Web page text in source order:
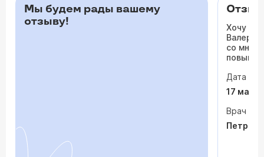
Мы будем рады вашему
отзыву!
Хочу
со мной
сердца.
раз
врачи
На
Дата
17 мая
Врач